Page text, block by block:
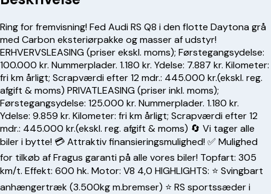
Ring for fremvisning! Fed Audi RS Q8 i den flotte Daytona grå
med Carbon eksteriørpakke og masser af udstyr!
ERHVERVSLEASING (priser ekskl. moms); Førstegangsydelse:
100.000 kr. Nummerplader. 1.180 kr. Ydelse: 7.887 kr. Kilometer:
fri km årligt; Scrapværdi efter 12 mdr.: 445.000 kr.(ekskl. reg.
afgift & moms) PRIVATLEASING (priser inkl. moms);
Førstegangsydelse: 125.000 kr. Nummerplader. 1.180 kr.
Ydelse: 9.859 kr. Kilometer: fri km årligt; Scrapværdi efter 12
mdr.: 445.000 kr.(ekskl. reg. afgift & moms) 🔄 Vi tager alle
biler i bytte! 💳 Attraktiv finansieringsmulighed! ✅ Mulighed
for tilkøb af Fragus garanti på alle vores biler! Topfart: 305
km/t. Effekt: 600 hk. Motor: V8 4,0 HIGHLIGHTS: ⭐️ Svingbart
anhængertræk (3.500kg m.bremser) ⭐️ RS sportssæder i